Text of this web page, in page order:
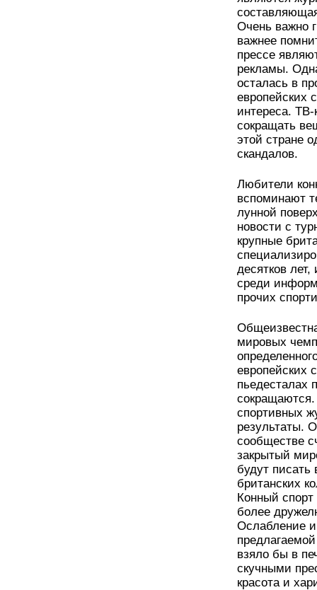
Очень важно
важнее
прессе
рекламы.
осталась в
европейских
интереса.
сокращать
этой стране
скандалов.
Любители
вспоминают
лунной
новости с
крупные
десятков лет,
среди
прочих
мировых
европейских
пьедесталах
спортивных
результаты.
сообществе
закрытый
будут
британских
Конный
более
Ослабление
взяло бы в
скучными
красота и